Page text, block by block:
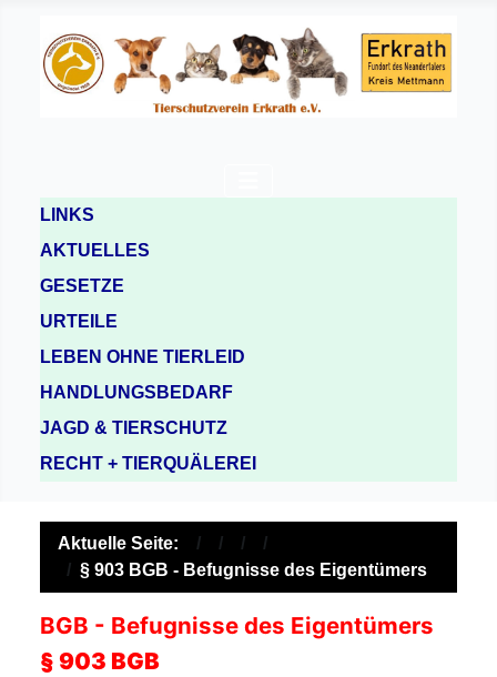
LINKS
AKTUELLES
GESETZE
URTEILE
LEBEN OHNE TIERLEID
HANDLUNGSBEDARF
JAGD & TIERSCHUTZ
RECHT + TIERQUÄLEREI
Aktuelle Seite:
§ 903 BGB - Befugnisse des Eigentümers
BGB - Befugnisse des Eigentümers
§ 903 BGB